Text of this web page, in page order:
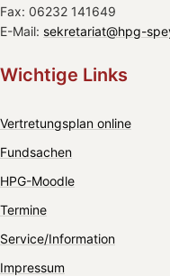
Fax: 06232 141649
E-Mail: sekretariat@hpg-
Wichtige Links
Vertretungsplan online
Fundsachen
HPG-Moodle
Termine
Service/Information
Impressum